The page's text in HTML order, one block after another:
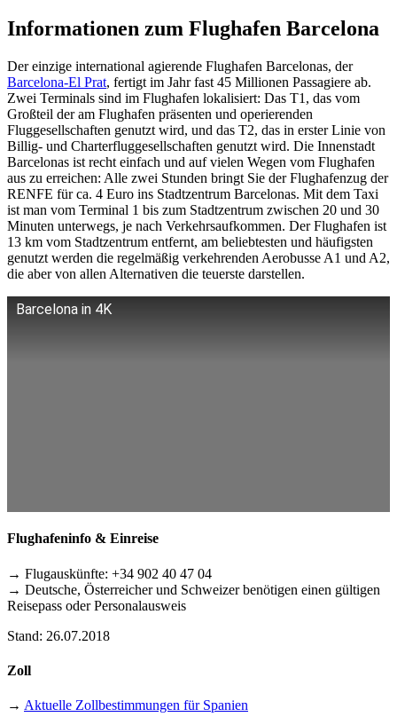
Informationen zum Flughafen Barcelona
Der einzige international agierende Flughafen Barcelonas, der
Barcelona-El Prat, fertigt im Jahr fast 45 Millionen Passagiere ab.
Zwei Terminals sind im Flughafen lokalisiert: Das T1, das vom
Großteil der am Flughafen präsenten und operierenden
Fluggesellschaften genutzt wird, und das T2, das in erster Linie von
Billig- und Charterfluggesellschaften genutzt wird. Die Innenstadt
Barcelonas ist recht einfach und auf vielen Wegen vom Flughafen
aus zu erreichen: Alle zwei Stunden bringt Sie der Flughafenzug der
RENFE für ca. 4 Euro ins Stadtzentrum Barcelonas. Mit dem Taxi
ist man vom Terminal 1 bis zum Stadtzentrum zwischen 20 und 30
Minuten unterwegs, je nach Verkehrsaufkommen. Der Flughafen ist
13 km vom Stadtzentrum entfernt, am beliebtesten und häufigsten
genutzt werden die regelmäßig verkehrenden Aerobusse A1 und A2,
die aber von allen Alternativen die teuerste darstellen.
Barcelona in 4K
Flughafeninfo & Einreise
→ Flugauskünfte: +34 902 40 47 04
→ Deutsche, Österreicher und Schweizer benötigen einen gültigen
Reisepass oder Personalausweis
Stand: 26.07.2018
Zoll
→ Aktuelle Zollbestimmungen für Spanien